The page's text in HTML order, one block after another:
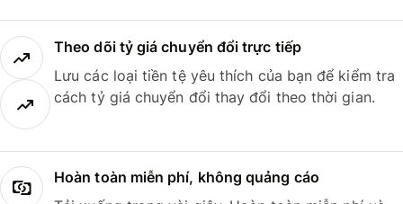
Theo dõi tỷ giá chuyển đổi trực tiếp
Lưu các loại tiền tệ yêu thích của bạn để kiểm tra
cách tỷ giá chuyển đổi thay đổi theo thời gian.
Hoàn toàn miễn phí, không quảng cáo